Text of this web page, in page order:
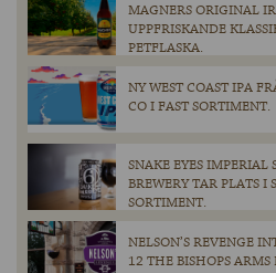
MAGNERS ORIGINAL
UPPFRISKANDE
PETFLASKA.
NY WEST COAST IPA
CO I FAST SORTIMENT.
SNAKE EYES IMPERIAL
BREWERY TAR PLATS I
SORTIMENT.
NELSON’S REVENGE
12 THE BISHOPS